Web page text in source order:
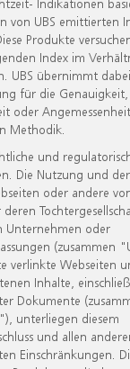
von UBS emittierten
Produkte
Index im
UBS übernimmt
für die Genauigkeit,
oder
Methodik.
und
Die Nutzung und
oder andere
Unternehmen oder
(zusammen
verlinkte Webseiten
Inhalte,
Dokumente
unterliegen diesem
und allen
Einschränkungen.